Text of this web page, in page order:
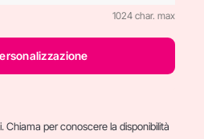
1024 char. max
Chiama per conoscere la disponibilità